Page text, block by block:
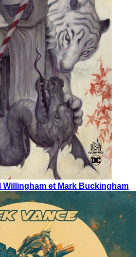
Willingham et Mark Buckingham